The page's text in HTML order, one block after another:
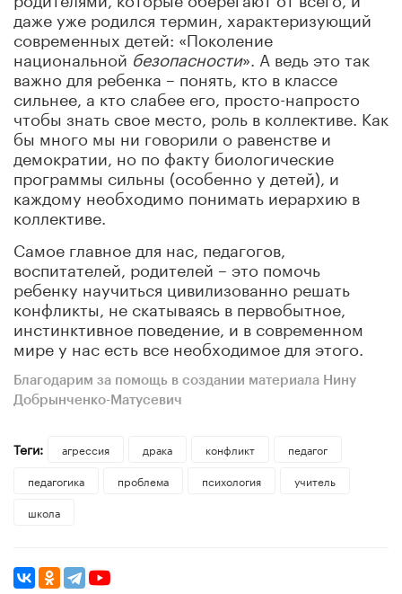
даже уже родился термин, характеризующий
современных детей: «Поколение
национальной безопасности». А ведь это так
важно для ребенка – понять, кто в классе
сильнее, а кто слабее его, просто-напросто
чтобы знать свое место, роль в коллективе. Как
бы много мы ни говорили о равенстве и
демократии, но по факту биологические
программы сильны (особенно у детей), и
каждому необходимо понимать иерархию в
коллективе.
Самое главное для нас, педагогов,
воспитателей, родителей – это помочь
ребенку научиться цивилизованно решать
конфликты, не скатываясь в первобытное,
инстинктивное поведение, и в современном
мире у нас есть все необходимое для этого.
Благодарим за помощь в создании материала Нину
Добрынченко-Матусевич
Теги: агрессия драка конфликт
педагог
педагогика
проблема психология
учитель
школа